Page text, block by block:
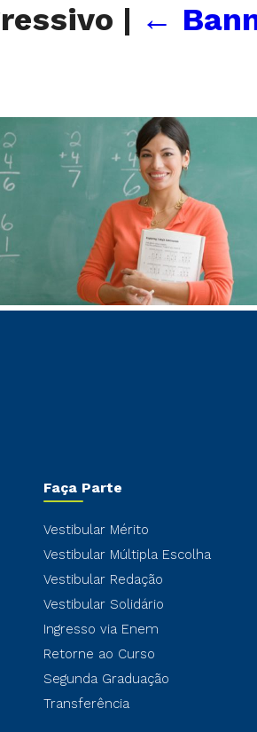
| ←
Faça Parte
Vestibular Mérito
Vestibular Múltipla Escolha
Vestibular Redação
Vestibular Solidário
Ingresso via Enem
Retorne ao Curso
Segunda Graduação
Transferência